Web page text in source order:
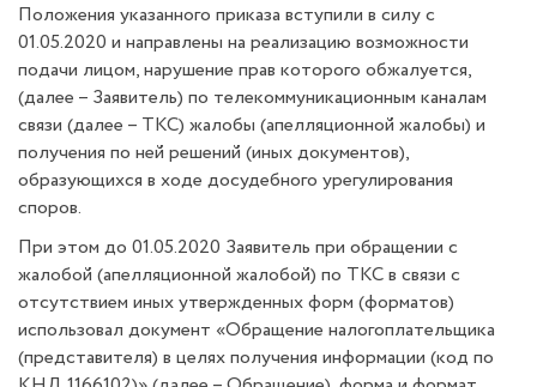
Положения указанного приказа вступили в силу с
01.05.2020 и направлены на реализацию возможности
подачи лицом, нарушение прав которого обжалуется,
(далее – Заявитель) по телекоммуникационным каналам
связи (далее – ТКС) жалобы (апелляционной жалобы) и
получения по ней решений (иных документов),
образующихся в ходе досудебного урегулирования
споров.
При этом до 01.05.2020 Заявитель при обращении с
жалобой (апелляционной жалобой) по ТКС в связи с
отсутствием иных утвержденных форм (форматов)
использовал документ «Обращение налогоплательщика
(представителя) в целях получения информации (код по